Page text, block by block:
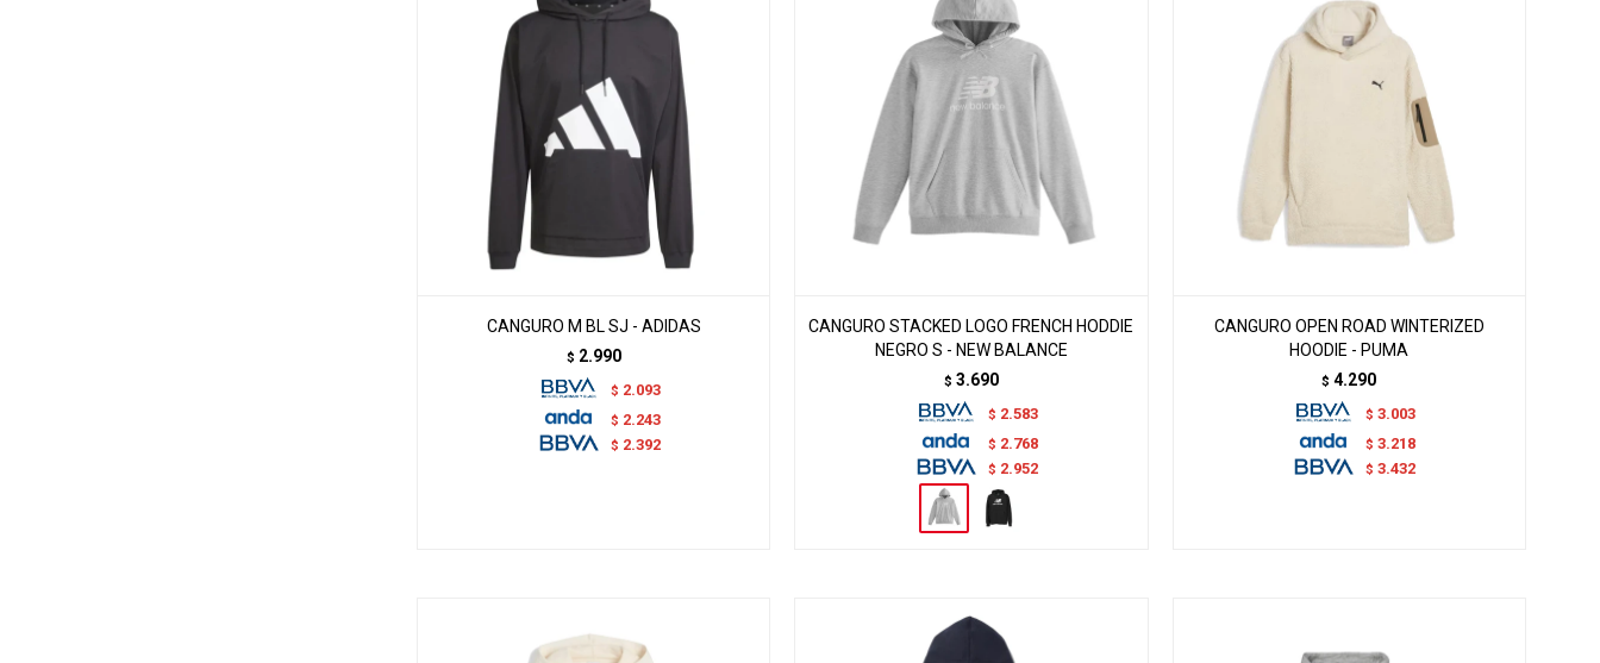
CANGURO M BL SJ - ADIDAS
$ 2.990
$ 2.093
$ 2.243
$ 2.392
CANGURO STACKED LOGO FRENCH HODDIE
NEGRO S - NEW BALANCE
$ 3.690
$ 2.583
$ 2.768
$ 2.952
CANGURO OPEN ROAD WINTERIZED
HOODIE - PUMA
$ 4.290
$ 3.003
$ 3.218
$ 3.432